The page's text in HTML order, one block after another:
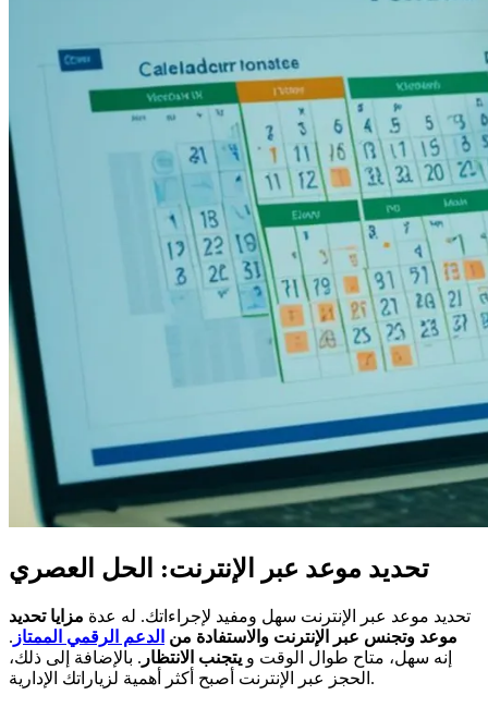
تحديد موعد عبر الإنترنت: الحل العصري
تحديد موعد عبر الإنترنت سهل ومفيد لإجراءاتك. له عدة مزايا تحديد
موعد وتجنس عبر الإنترنت والاستفادة من الدعم الرقمي الممتاز .
إنه سهل، متاح طوال الوقت و يتجنب الانتظار . بالإضافة إلى ذلك،
الحجز عبر الإنترنت أصبح أكثر أهمية لزياراتك الإدارية.